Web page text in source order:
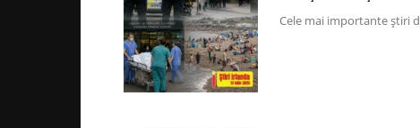
Cele mai importante știri